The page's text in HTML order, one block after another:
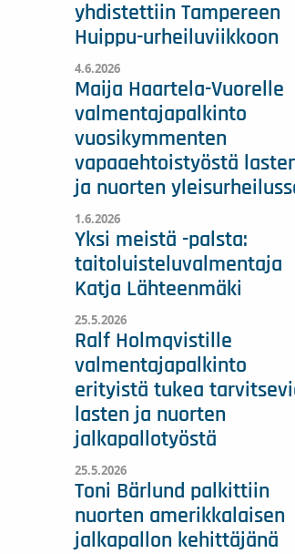
yhdistettiin Tampereen
Huippu-urheiluviikkoon
4.6.2026
Maija Haartela-Vuorelle
valmentajapalkinto
vuosikymmenten
vapaaehtoistyöstä
ja nuorten
1.6.2026
Yksi meistä -palsta:
taitoluisteluvalmentaja
Katja Lähteenmäki
25.5.2026
Ralf Holmqvistille
valmentajapalkinto
erityistä tukea
lasten ja nuorten
jalkapallotyöstä
25.5.2026
Toni Bärlund palkittiin
nuorten amerikkalaisen
jalkapallon kehittäjänä